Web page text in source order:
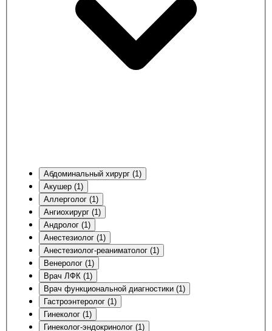
Абдоминальный хирург (1)
Акушер (1)
Аллерголог (1)
Ангиохирург (1)
Андролог (1)
Анестезиолог (1)
Анестезиолог-реаниматолог (1)
Венеролог (1)
Врач ЛФК (1)
Врач функциональной диагностики (1)
Гастроэнтеролог (1)
Гинеколог (1)
Гинеколог-эндокринолог (1)